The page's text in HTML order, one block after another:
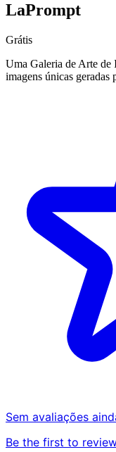
LaPrompt
Grátis
Uma Galeria de Arte de
imagens únicas geradas
Sem avaliações
Be the first to